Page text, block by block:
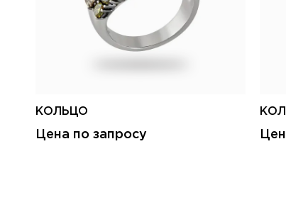
КОЛЬЦО
Цена по запросу